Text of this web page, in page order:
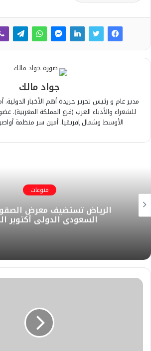
جواد مالك
مدير عام و رئيس تحرير جريدة أهم الأخبار الدولية.
للشعراء والأدباء العرب (فرع المملكة
الأوسط وشمال إفريقيا. أمين سر منظمة
منوعات
الرياض تستضيف معرض
السعودي الدولي أكتوبر